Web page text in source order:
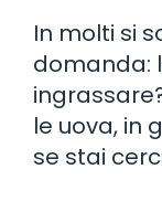
In molti si
domanda:
le uova, in
se stai